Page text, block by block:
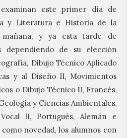
este primer día de
y Literatura e Historia de la
y ya esta tarde de
dependiendo de su elección
Dibujo Técnico Aplicado
y al Diseño II, Movimientos
o Dibujo Técnico II, Francés,
y Ciencias Ambientales,
II, Portugués, Alemán e
novedad, los alumnos con